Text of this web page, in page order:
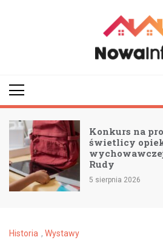
Konkurs na
świetlicy
wychowawczej w
Rudy
5 sierpnia 2026
Historia , Wystawy